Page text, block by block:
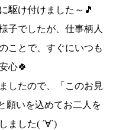
駆け付けました～🎵
子でしたが、仕事柄人
ことで、すぐにいつも
心🍀
したので、
「このお見
願いを込めてお二人を
ました( ´∀`)